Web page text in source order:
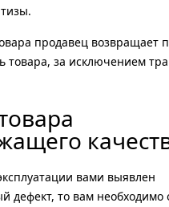
продавец возвращает
товара, за исключением
вами выявлен
дефект, то вам необходимо